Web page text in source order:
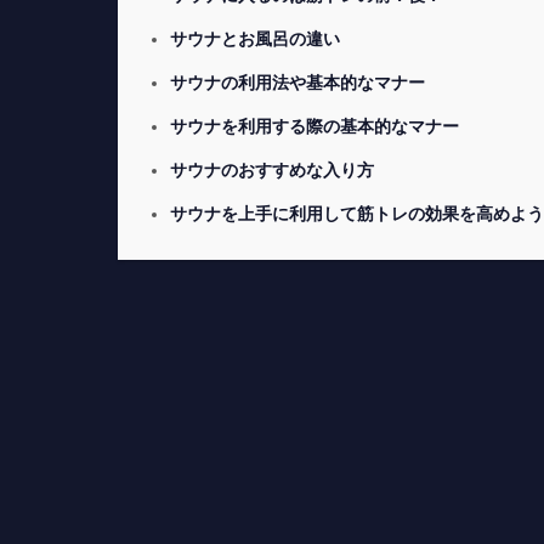
サウナとお風呂の違い
サウナの利用法や基本的なマナー
サウナを利用する際の基本的なマナー
サウナのおすすめな入り方
サウナを上手に利用して筋トレの効果を高めよ